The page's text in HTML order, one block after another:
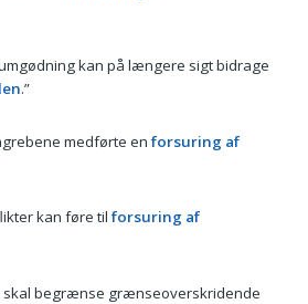
kan på længere sigt bidrage
.”
medførte enforsuring af
kan føre tilforsuring af
skal begrænse grænseoverskridende